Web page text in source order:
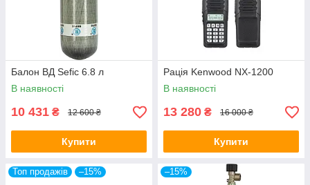
Балон ВД Sefic 6.8 л
В наявності
10 431 ₴ 12 600 ₴
Купити
Рація Kenwood NX-1200
В наявності
13 280 ₴ 16 000 ₴
Купити
Топ продажів –15% –15%